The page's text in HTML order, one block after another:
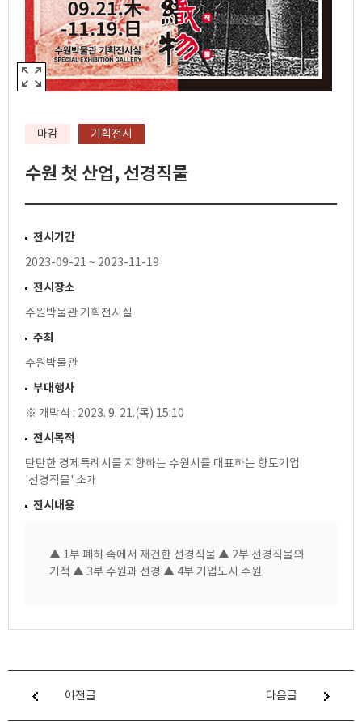
마감 기획전시
수원 첫 산업, 선경직물
전시기간
2023-09-21 ~ 2023-11-19
전시장소
수원박물관 기획전시실
주최
수원박물관
부대행사
※ 개막식 : 2023. 9. 21.(목) 15:10
전시목적
탄탄한 경제특례시를 지향하는 수원시를 대표하는 향토기업
'선경직물' 소개
전시내용
▲ 1부 폐허 속에서 재건한 선경직물 ▲ 2부 선경직물의
기적 ▲ 3부 수원과 선경 ▲ 4부 기업도시 수원
이전글 다음글